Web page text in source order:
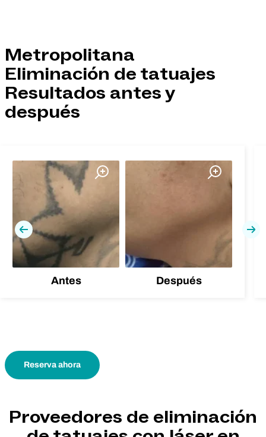
Metropolitana
Eliminación de tatuajes
Resultados antes y
después
Antes Después
Previa
Reserva ahora
Proveedores de eliminación